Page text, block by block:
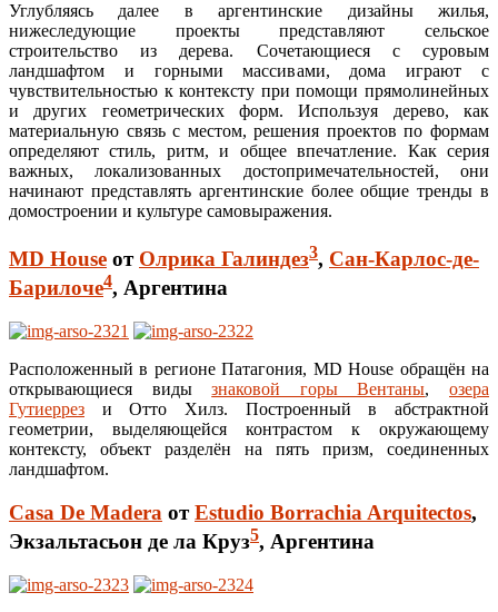
Углубляясь далее в аргентинские дизайны жилья,
нижеследующие проекты представляют сельское
строительство из дерева. Сочетающиеся с суровым
ландшафтом и горными массивами, дома играют с
чувствительностью к контексту при помощи прямолинейных
и других геометрических форм. Используя дерево, как
материальную связь с местом, решения проектов по формам
определяют стиль, ритм, и общее впечатление. Как серия
важных, локализованных достопримечательностей, они
начинают представлять аргентинские более общие тренды в
домостроении и культуре самовыражения.
MD House от Олрика Галиндез3, Сан-Карлос-де-
Барилоче4, Аргентина
Расположенный в регионе Патагония, MD House обращён на
открывающиеся видызнаковой горы Вентаны,озера
Гутиеррез и Отто Хилз. Построенный в абстрактной
геометрии, выделяющейся контрастом к окружающему
контексту, объект разделён на пять призм, соединенных
ландшафтом.
Casa De Madera отEstudio Borrachia Arquitectos,
Экзальтасьон де ла Круз5, Аргентина